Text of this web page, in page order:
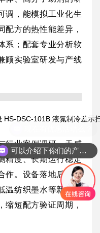
调，能模拟工业化生
配方的热性能差异，
系；配套专业分析软
顾实验室研发与产线
HS-DSC-101B 液氮制冷差示
行业案例调研，天威
精度、长期运行稳定
作。设备落地后，将
温纺织墨水等新品研
缩短配方验证周期，
可以介绍下你们的产品么？